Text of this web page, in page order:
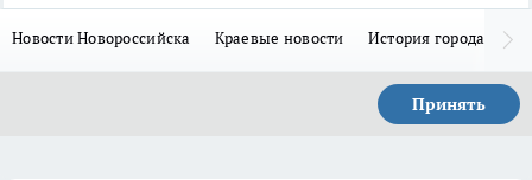
Новости Новороссийска Краевые новости История города Н
Принять